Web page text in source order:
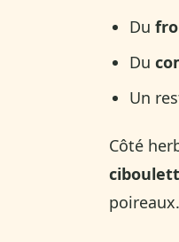
Du
Du
Un
Côté